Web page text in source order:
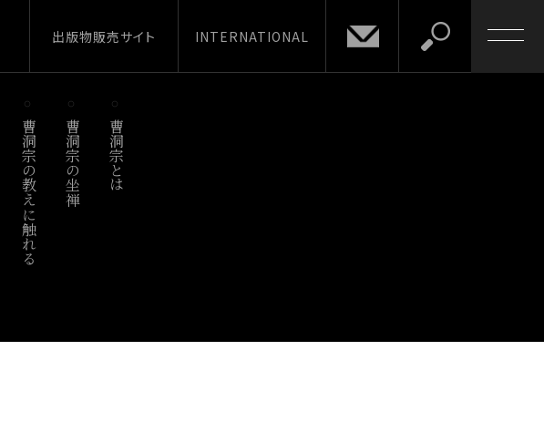
出版物販売サイト INTERNATIONAL
曹洞宗の教えに触れる 曹洞宗の坐禅 曹洞宗とは